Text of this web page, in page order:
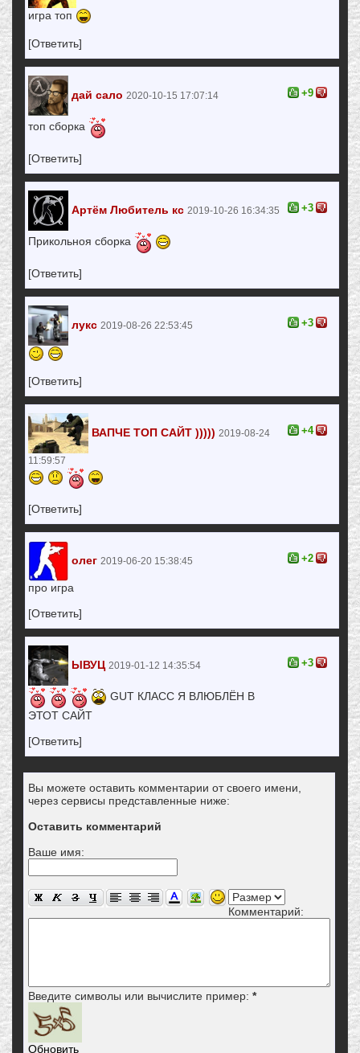
игра топ
[Ответить]
дай сало 2020-10-15 17:07:14
топ сборка
[Ответить]
+9
Артём Любитель кс 2019-10-26 16:34:35
Прикольноя сборка
[Ответить]
+3
лукс 2019-08-26 22:53:45
[Ответить]
+3
ВАПЧЕ ТОП САЙТ ))))) 2019-08-24
11:59:57
[Ответить]
+4
олег 2019-06-20 15:38:45
про игра
[Ответить]
+2
ЫВУЦ 2019-01-12 14:35:54
GUT КЛАСС Я ВЛЮБЛЁН В
ЭТОТ САЙТ
[Ответить]
+3
Вы можете оставить комментарии от своего имени,
через сервисы представленные ниже:
Оставить комментарий
Ваше имя:
Комментарий:
Введите символы или вычислите пример: *
Обновить